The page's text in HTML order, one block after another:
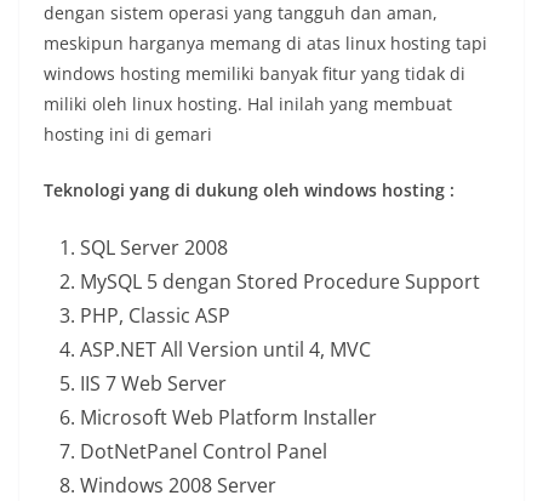
dengan sistem operasi yang tangguh dan aman,
meskipun harganya memang di atas linux hosting tapi
windows hosting memiliki banyak fitur yang tidak di
miliki oleh linux hosting. Hal inilah yang membuat
hosting ini di gemari
Teknologi yang di dukung oleh windows hosting :
SQL Server 2008
MySQL 5 dengan Stored Procedure Support
PHP, Classic ASP
ASP.NET All Version until 4, MVC
IIS 7 Web Server
Microsoft Web Platform Installer
DotNetPanel Control Panel
Windows 2008 Server